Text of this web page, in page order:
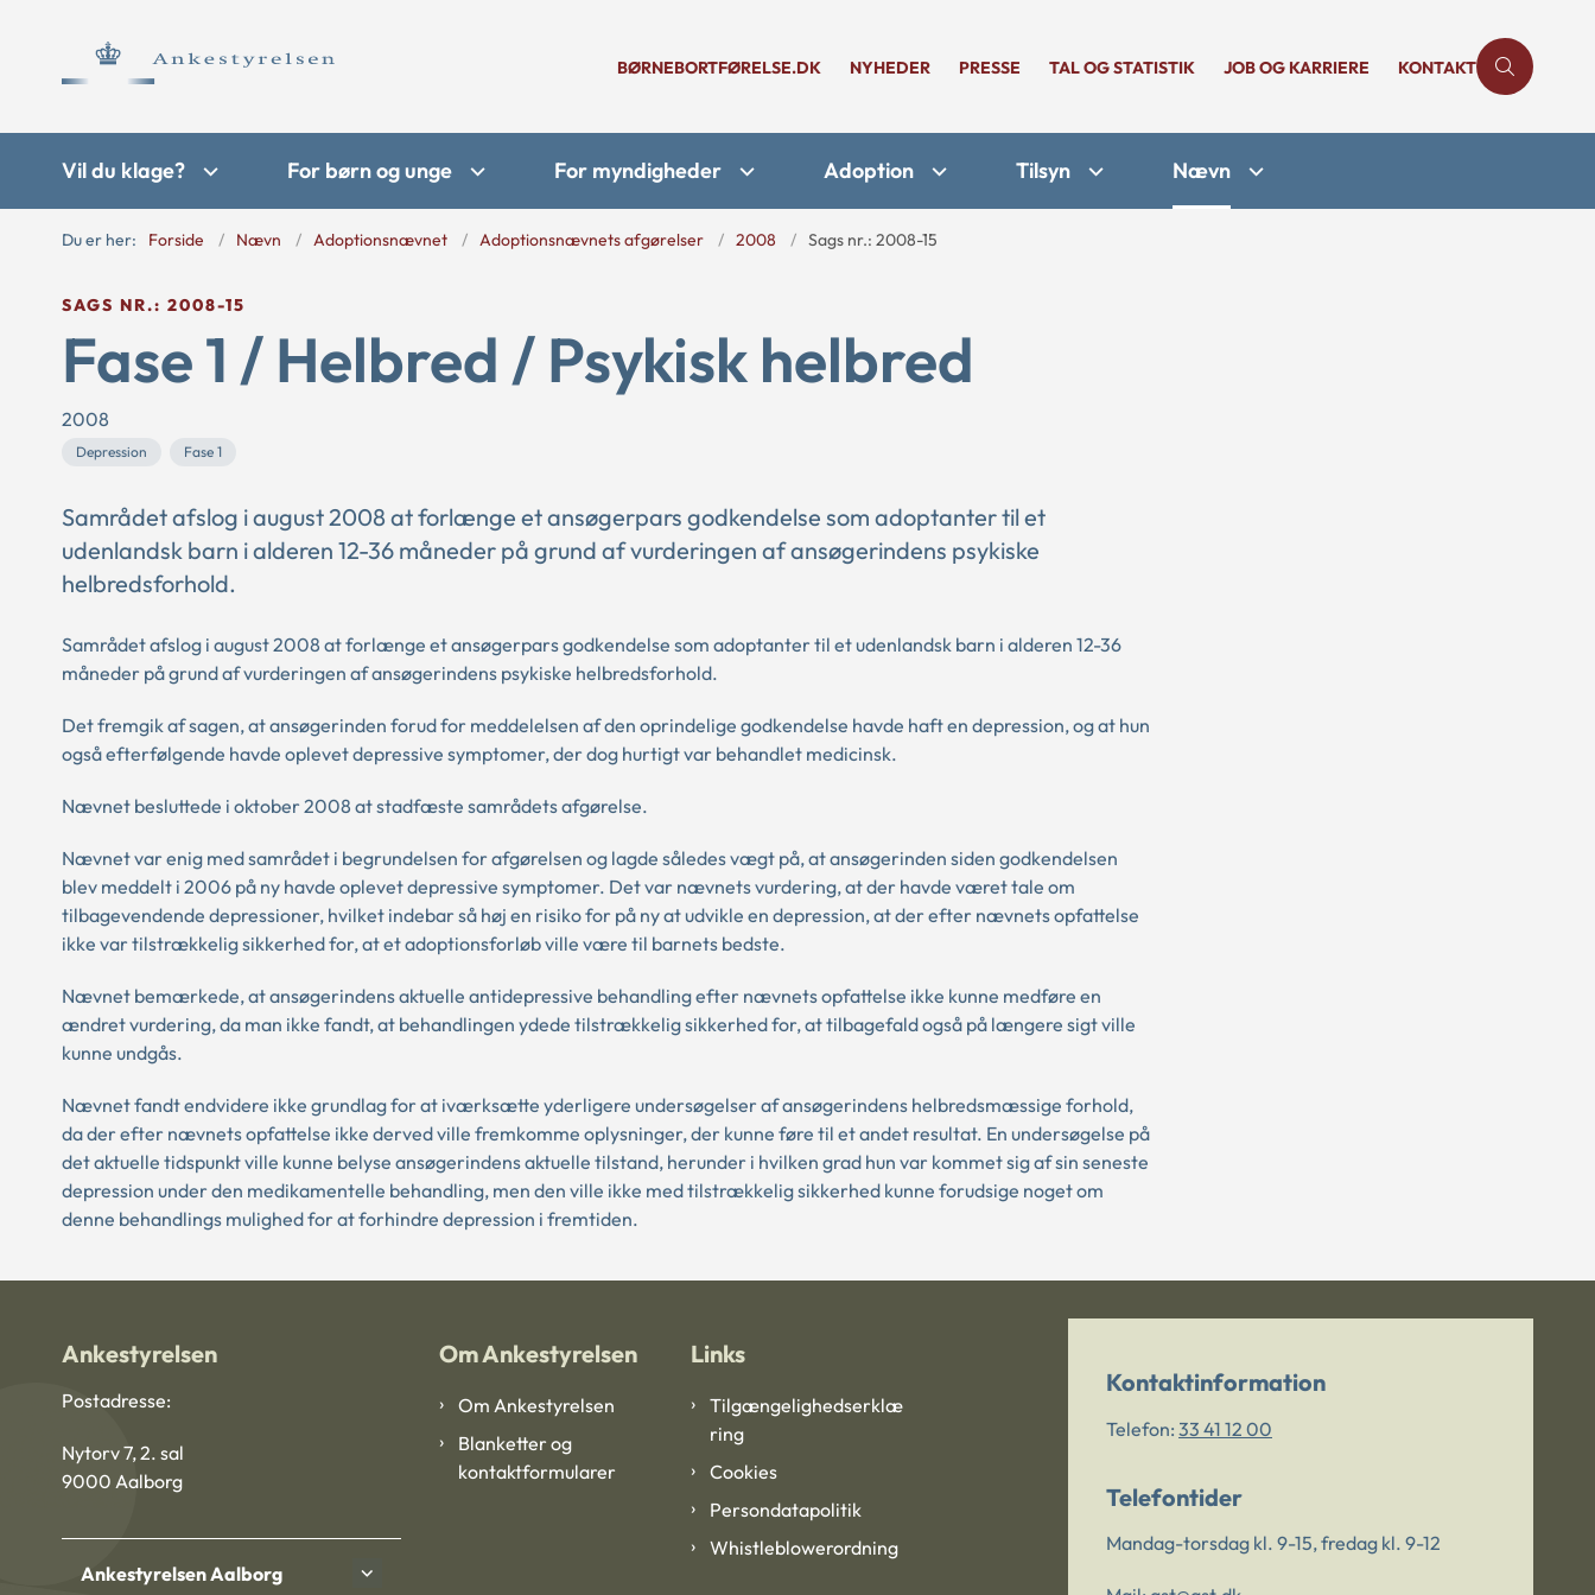
BØRNEBORTFØRELSE.DK NYHEDER PRESSE TAL OG STATISTIK JOB OG KARRIERE KONTAKT
Vil du klage? For børn og unge For myndigheder Adoption Tilsyn Nævn
Du er her: Forside Nævn Adoptionsnævnet Adoptionsnævnets afgørelser 2008 Sags nr.: 2008-15
SAGS NR.: 2008-15
Fase 1 / Helbred / Psykisk helbred
2008
Depression Fase 1
Samrådet afslog i august 2008 at forlænge et ansøgerpars godkendelse som adoptanter til et
udenlandsk barn i alderen 12-36 måneder på grund af vurderingen af ansøgerindens psykiske
helbredsforhold.
Samrådet afslog i august 2008 at forlænge et ansøgerpars godkendelse som adoptanter til et udenlandsk barn i alderen 12-36
måneder på grund af vurderingen af ansøgerindens psykiske helbredsforhold.
Det fremgik af sagen, at ansøgerinden forud for meddelelsen af den oprindelige godkendelse havde haft en depression, og at hun
også efterfølgende havde oplevet depressive symptomer, der dog hurtigt var behandlet medicinsk.
Nævnet besluttede i oktober 2008 at stadfæste samrådets afgørelse.
Nævnet var enig med samrådet i begrundelsen for afgørelsen og lagde således vægt på, at ansøgerinden siden godkendelsen
blev meddelt i 2006 på ny havde oplevet depressive symptomer. Det var nævnets vurdering, at der havde været tale om
tilbagevendende depressioner, hvilket indebar så høj en risiko for på ny at udvikle en depression, at der efter nævnets opfattelse
ikke var tilstrækkelig sikkerhed for, at et adoptionsforløb ville være til barnets bedste.
Nævnet bemærkede, at ansøgerindens aktuelle antidepressive behandling efter nævnets opfattelse ikke kunne medføre en
ændret vurdering, da man ikke fandt, at behandlingen ydede tilstrækkelig sikkerhed for, at tilbagefald også på længere sigt ville
kunne undgås.
Nævnet fandt endvidere ikke grundlag for at iværksætte yderligere undersøgelser af ansøgerindens helbredsmæssige forhold,
da der efter nævnets opfattelse ikke derved ville fremkomme oplysninger, der kunne føre til et andet resultat. En undersøgelse på
det aktuelle tidspunkt ville kunne belyse ansøgerindens aktuelle tilstand, herunder i hvilken grad hun var kommet sig af sin seneste
depression under den medikamentelle behandling, men den ville ikke med tilstrækkelig sikkerhed kunne forudsige noget om
denne behandlings mulighed for at forhindre depression i fremtiden.
Ankestyrelsen
Postadresse:
Nytorv 7, 2. sal
9000 Aalborg
Ankestyrelsen Aalborg
Om Ankestyrelsen
Om Ankestyrelsen
Blanketter og
kontaktformularer
Links
Tilgængelighedserklæ
ring
Cookies
Persondatapolitik
Whistleblowerordning
Kontaktinformation
Telefon: 33 41 12 00
Telefontider
Mandag-torsdag kl. 9-15, fredag kl. 9-12